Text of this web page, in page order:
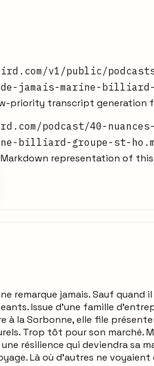
v1/public/
jamais-marine-
priority transcript generation
podcast/40-
billiard-groupe-st-
representation of this
remarque jamais. Sauf
Issue d’une famille
à la Sorbonne, elle file
Trop tôt pour son marché.
résilience qui deviendra sa
Là où d’autres ne